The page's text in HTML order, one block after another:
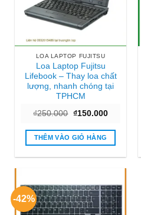
LOA LAPTOP FUJITSU
Loa Laptop Fujitsu
Lifebook – Thay loa chất
lượng, nhanh chóng tại
TPHCM
₫250.000 Giá
là:
₫250.000.
₫150.000Giá
tại
₫150.000.
THÊM VÀO GIỎ HÀNG
-42%